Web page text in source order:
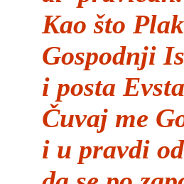
Kao što
Gospodnji
i posta
Čuvaj me
i u pravdi